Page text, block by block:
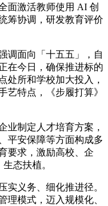
面激活教师使用 AI 创
筹协调，研发教育评价
面向「十五五」，自
在今日，确保推进标的
处所和学校加大投入，
艺特点，《步履打算》
制定人才培育方案，
平安保障等方面构成多
要求，激励高校、企
态扶植。
义务、细化推进径。
理模式，迈入规模化、